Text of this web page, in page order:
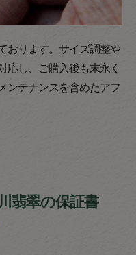
おります。サイズ調整や
応し、ご購入後も末永く
ンテナンスを含めたアフ
翡翠の保証書